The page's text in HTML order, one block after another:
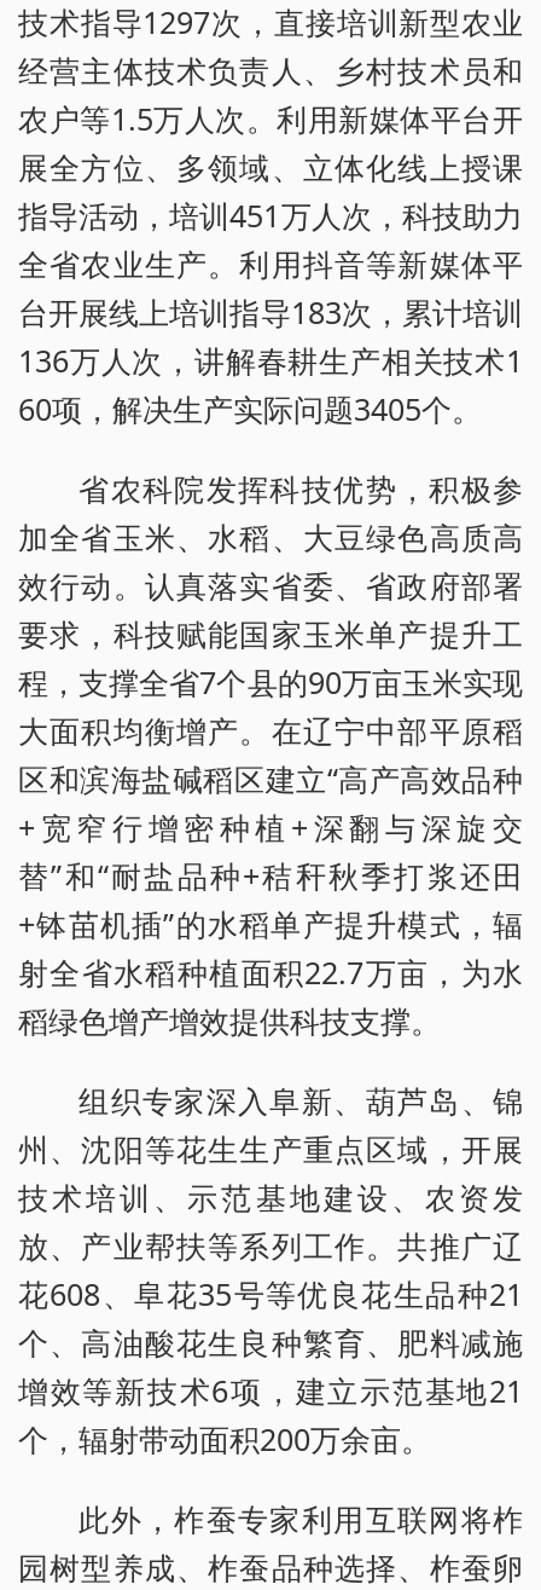
技术指导1297次，直接培训新型农业
经营主体技术负责人、乡村技术员和
农户等1.5万人次。利用新媒体平台开
展全方位、多领域、立体化线上授课
指导活动，培训451万人次，科技助力
全省农业生产。利用抖音等新媒体平
台开展线上培训指导183次，累计培训
136万人次，讲解春耕生产相关技术1
60项，解决生产实际问题3405个。
省农科院发挥科技优势，积极参
加全省玉米、水稻、大豆绿色高质高
效行动。认真落实省委、省政府部署
要求，科技赋能国家玉米单产提升工
程，支撑全省7个县的90万亩玉米实现
大面积均衡增产。在辽宁中部平原稻
区和滨海盐碱稻区建立“高产高效品种
+宽窄行增密种植+深翻与深旋交
替”和“耐盐品种+秸秆秋季打浆还田
+钵苗机插”的水稻单产提升模式，辐
射全省水稻种植面积22.7万亩，为水
稻绿色增产增效提供科技支撑。
组织专家深入阜新、葫芦岛、锦
州、沈阳等花生生产重点区域，开展
技术培训、示范基地建设、农资发
放、产业帮扶等系列工作。共推广辽
花608、阜花35号等优良花生品种21
个、高油酸花生良种繁育、肥料减施
增效等新技术6项，建立示范基地21
个，辐射带动面积200万余亩。
此外，柞蚕专家利用互联网将柞
园树型养成、柞蚕品种选择、柞蚕卵